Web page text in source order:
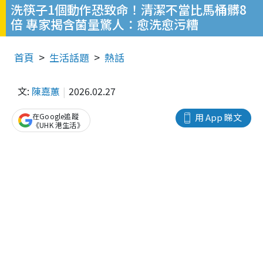
洗筷子1個動作恐致命！清潔不當比馬桶髒8
倍 專家揭含菌量驚人：愈洗愈污糟
首頁 生活話題 熱話
文: 陳嘉蕙 2026.02.27
用 App 睇文
在Google追蹤
《UHK 港生活》